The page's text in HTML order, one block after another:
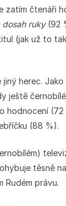
zatím čtenáři
dosah ruky(92
(jak už to
herec.
ještě
hodnocení
(88 %).
těsně
Rudém právu.